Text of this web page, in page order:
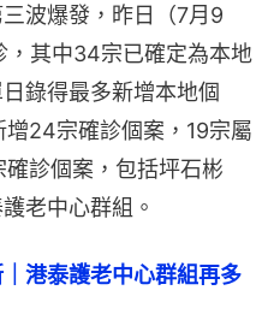
波爆發，昨日（7月9
，其中34宗已確定為本地
錄得最多新增本地個
24宗確診個案，19宗屬
診個案，包括坪石彬
老中心群組。
港泰護老中心群組再多